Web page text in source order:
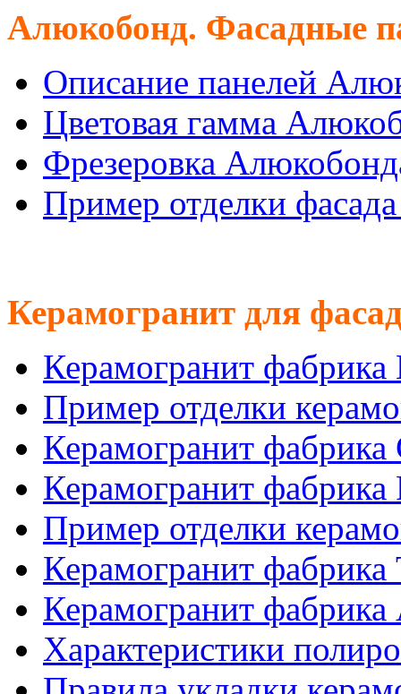
Алюкобонд. Фасадные
Описание панелей
Цветовая гамма
Фрезеровка
Пример отделки
Керамогранит для
Керамогранит фабрика
Пример отделки
Керамогранит
Керамогранит
Пример отделки
Керамогранит
Керамогранит
Характеристики